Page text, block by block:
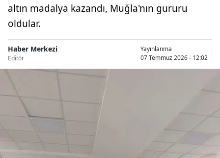
altın madalya kazandı, Muğla'nın gururu
oldular.
Haber Merkezi
Editör
Yayınlanma
07 Temmuz 2026 - 12:02